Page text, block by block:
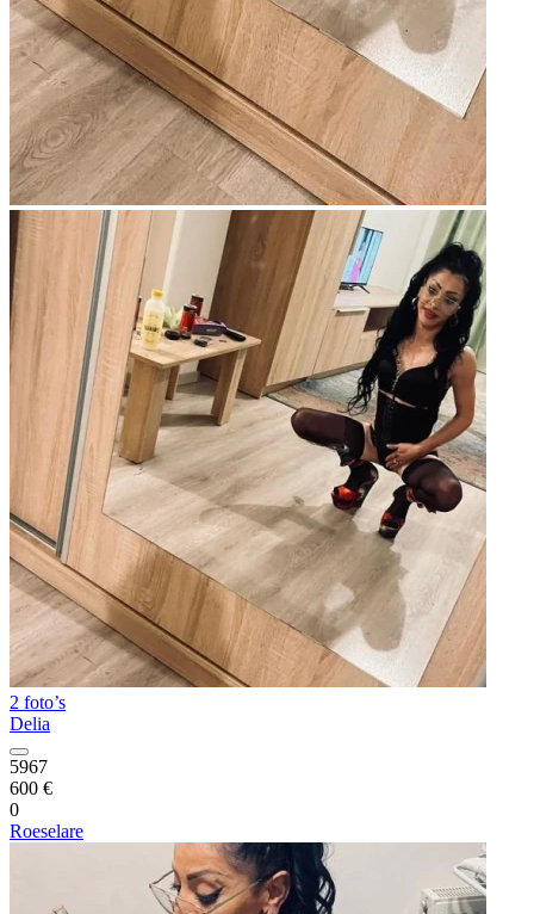
2 foto’s
Delia
5967
600 €
0
Roeselare